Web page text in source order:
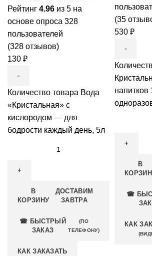
Рейтинг 4.96 из 5 на
основе опроса 328
пользователей
(328 отзывов)
130 ₽
Количество товара Вода
«Кристальная» с
кислородом — для
бодрости каждый день, 5л
В
КОРЗИНУ
ДОСТАВИМ
ЗАВТРА
☎ БЫСТРЫЙ
ЗАКАЗ
(ПО
ТЕЛЕФОНУ)
КАК ЗАКАЗАТЬ
(35
530 ₽
напитков
В
☎
КАК